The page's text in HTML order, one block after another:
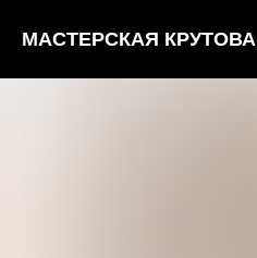
МАСТЕРСКАЯ КРУТОВА